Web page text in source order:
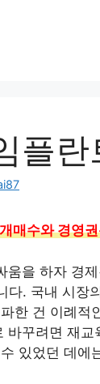
플
매수와 경영
움을 하자 경
다. 국내 시장
한 건 이례적
바꾸려면 재
있었던 데에